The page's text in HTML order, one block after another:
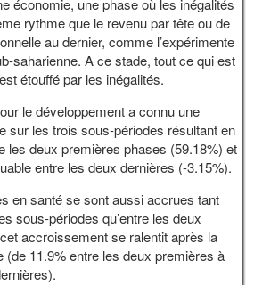
économie, une phase où les inégalités
rythme que le revenu par tête ou de
au dernier, comme l’expérimente
saharienne. A ce stade, tout ce qui est
étouffé par les inégalités.
le développement a connu une
sur les trois sous-périodes résultant en
les deux premières phases (59.18%) et
entre les deux dernières (-3.15%).
en santé se sont aussi accrues tant
sous-périodes qu’entre les deux
accroissement se ralentit après la
(de 11.9% entre les deux premières à